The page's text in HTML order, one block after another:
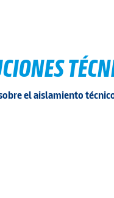
el aislamiento